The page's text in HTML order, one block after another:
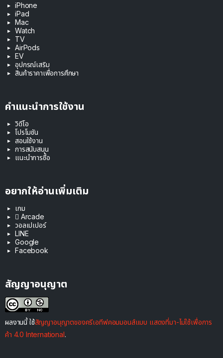
iPhone
iPad
Mac
Watch
TV
AirPods
EV
อุปกรณ์เสริม
สินค้าราคาเพื่อการศึกษา
คำแนะนำการใช้งาน
วิดีโอ
โปรโมชัน
สอนใช้งาน
การสนับสนุน
แนะนำการซื้อ
อยากให้อ่านเพิ่มเติม
เกม
 Arcade
วอลเปเปอร์
LINE
Google
Facebook
สัญญาอนุญาต
ผลงานนี้ ใช้สัญญาอนุญาตของครีเอทีฟคอมมอนส์แบบ แสดงที่มา-ไม่ใช้เพื่อการ
ค้า 4.0 International.